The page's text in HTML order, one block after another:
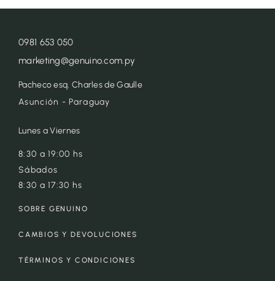
0981 653 050
marketing@genuino.com.py
Pacheco esq. Charles de Gaulle
Asunción - Paraguay
Lunes a Viernes
8:30 a 19:00 hs
Sábados
8:30 a 17:30 hs
SOBRE GENUINO
CAMBIOS Y DEVOLUCIONES
TÉRMINOS Y CONDICIONES